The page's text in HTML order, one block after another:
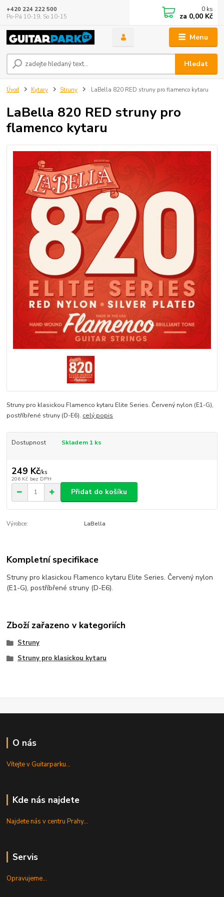
Menu
Hledat
+420 224 222 500
Po-Pá 10-19, So 10-15
0 ks
za 0,00 Kč
Úvod Kytary Struny LaBella 820 RED struny pro flamenco kytaru
LaBella 820 RED struny pro
flamenco kytaru
Struny pro klasickou Flamenco kytaru Elite Series. Červený nylon (E1-G),
postříbřené struny (D-E6). celý popis
Dostupnost Skladem 1 ks
249 Kč/ks
206 Kč bez DPH
Přidat do košíku
Výrobce: LaBella
Kompletní specifikace
Struny pro klasickou Flamenco kytaru Elite Series. Červený nylon
(E1-G), postříbřené struny (D-E6).
Zboží zařazeno v kategoriích
Struny
Struny pro klasickou kytaru
O nás
Vítejte v Guitarparku...
Kde nás najdete
Najdete nás v centru Prahy...
Servis
Opravujeme...